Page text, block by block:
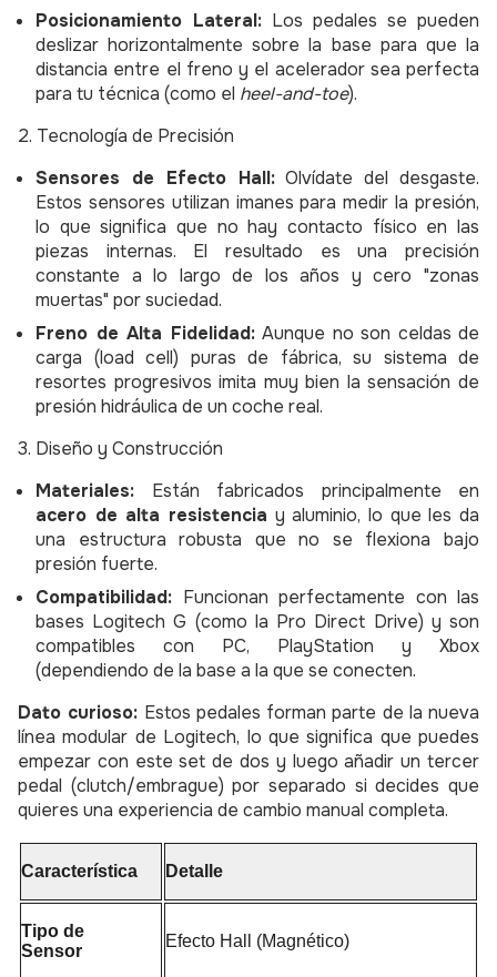
Posicionamiento Lateral: Los pedales se pueden
deslizar horizontalmente sobre la base para que la
distancia entre el freno y el acelerador sea perfecta
para tu técnica (como el heel-and-toe).
2. Tecnología de Precisión
Sensores de Efecto Hall:Olvídate del desgaste.
Estos sensores utilizan imanes para medir la presión,
lo que significa que no hay contacto físico en las
piezas internas. El resultado es una precisión
constante a lo largo de los años y cero "zonas
muertas" por suciedad.
Freno de Alta Fidelidad:Aunque no son celdas de
carga (load cell) puras de fábrica, su sistema de
resortes progresivos imita muy bien la sensación de
presión hidráulica de un coche real.
3. Diseño y Construcción
Materiales: Están fabricados principalmente en
acero de alta resistencia y aluminio, lo que les da
una estructura robusta que no se flexiona bajo
presión fuerte.
Compatibilidad: Funcionan perfectamente con las
bases Logitech G (como la Pro Direct Drive) y son
compatibles con PC, PlayStation y Xbox
(dependiendo de la base a la que se conecten.
Dato curioso: Estos pedales forman parte de la nueva
línea modular de Logitech, lo que significa que puedes
empezar con este set de dos y luego añadir un tercer
pedal (clutch/embrague) por separado si decides que
quieres una experiencia de cambio manual completa.
Característica Detalle
Tipo de
Sensor
Efecto Hall (Magnético)